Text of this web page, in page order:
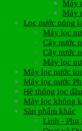
Máy
Máy
Lọc nước nóng
Máy lọc
Cây nước
Cây nước
Máy lọc
Máy lọc nước
Máy lọc nước
Hệ thống lọc
Máy lọc không
Sản phẩm khác
Linh - Phụ